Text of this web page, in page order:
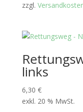
zzgl.
links
6,30 €
exkl. 20 % MwSt.